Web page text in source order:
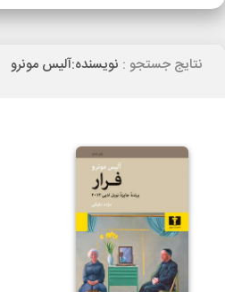
نتایج جستجو : نویسنده:آلیس مونرو